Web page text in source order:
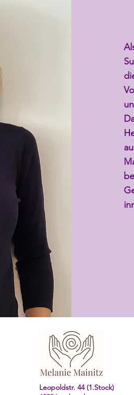
Leopoldstr. 44 (1.Stock)